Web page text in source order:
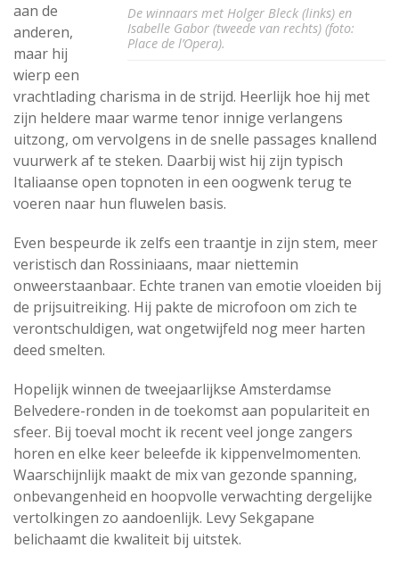
De winnaars met Holger Bleck (links) en
Isabelle Gabor (tweede van rechts) (foto:
Place de l’Opera).
aan de
anderen,
maar hij
wierp een
vrachtlading charisma in de strijd. Heerlijk hoe hij met
zijn heldere maar warme tenor innige verlangens
uitzong, om vervolgens in de snelle passages knallend
vuurwerk af te steken. Daarbij wist hij zijn typisch
Italiaanse open topnoten in een oogwenk terug te
voeren naar hun fluwelen basis.
Even bespeurde ik zelfs een traantje in zijn stem, meer
veristisch dan Rossiniaans, maar niettemin
onweerstaanbaar. Echte tranen van emotie vloeiden bij
de prijsuitreiking. Hij pakte de microfoon om zich te
verontschuldigen, wat ongetwijfeld nog meer harten
deed smelten.
Hopelijk winnen de tweejaarlijkse Amsterdamse
Belvedere-ronden in de toekomst aan populariteit en
sfeer. Bij toeval mocht ik recent veel jonge zangers
horen en elke keer beleefde ik kippenvelmomenten.
Waarschijnlijk maakt de mix van gezonde spanning,
onbevangenheid en hoopvolle verwachting dergelijke
vertolkingen zo aandoenlijk. Levy Sekgapane
belichaamt die kwaliteit bij uitstek.